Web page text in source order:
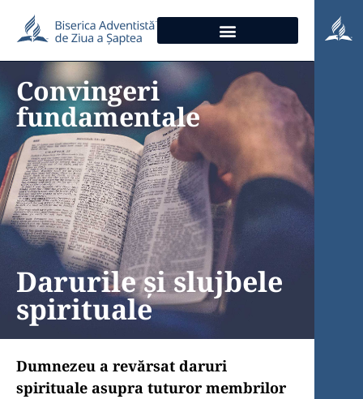
Convingeri
fundamentale
Darurile și slujbele
spirituale
Dumnezeu a revărsat daruri
spirituale asupra tuturor membrilor